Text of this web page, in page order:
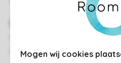
Mogen wij cookies
Twee slaapkamers met 2-
Twee slaapkamers met twee